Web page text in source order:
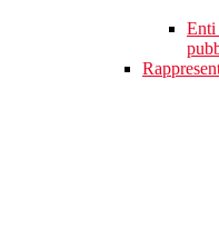
Enti